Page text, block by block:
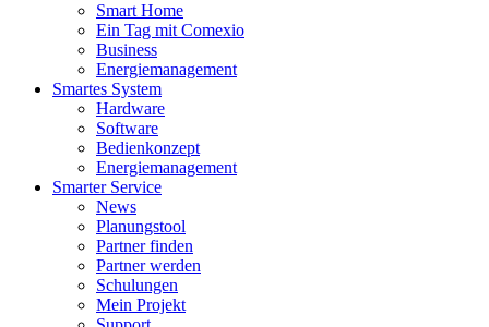
Smart Home
Ein Tag mit Comexio
Business
Energiemanagement
Smartes System
Hardware
Software
Bedienkonzept
Energiemanagement
Smarter Service
News
Planungstool
Partner finden
Partner werden
Schulungen
Mein Projekt